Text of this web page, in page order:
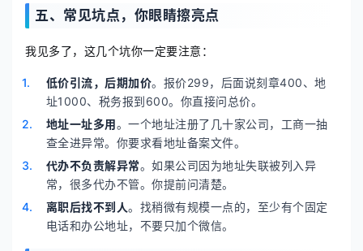
五、常见坑点，你眼睛擦亮点
我见多了，这几个坑你一定要注意：
低价引流，后期加价。报价299，后面说刻章400、地
址1000、税务报到600。你直接问总价。
地址一址多用。一个地址注册了几十家公司，工商一抽
查全进异常。你要求看地址备案文件。
代办不负责解异常。如果公司因为地址失联被列入异
常，很多代办不管。你提前问清楚。
离职后找不到人。找稍微有规模一点的，至少有个固定
电话和办公地址，不要只加个微信。